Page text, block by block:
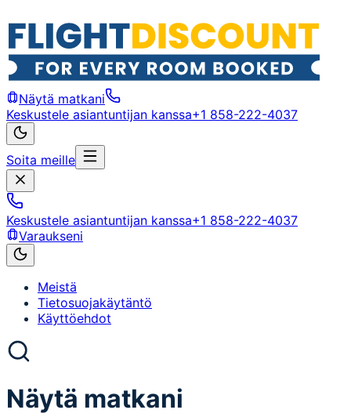
Näytä matkani
Keskustele asiantuntijan kanssa+1 858-222-4037
Soita meille
Keskustele asiantuntijan kanssa+1 858-222-4037
Varaukseni
Meistä
Tietosuojakäytäntö
Käyttöehdot
Näytä matkani